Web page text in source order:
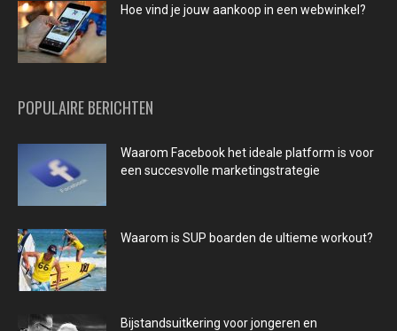
Hoe vind je jouw aankoop in een webwinkel?
POPULAIRE BERICHTEN
Waarom Facebook het ideale platform is voor
een succesvolle marketingstrategie
Waarom is SUP boarden de ultieme workout?
Bijstandsuitkering voor jongeren en